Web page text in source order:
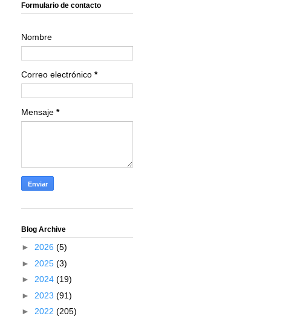
Formulario de contacto
Nombre
Correo electrónico *
Mensaje *
Blog Archive
► 2026 (5)
► 2025 (3)
► 2024 (19)
► 2023 (91)
► 2022 (205)